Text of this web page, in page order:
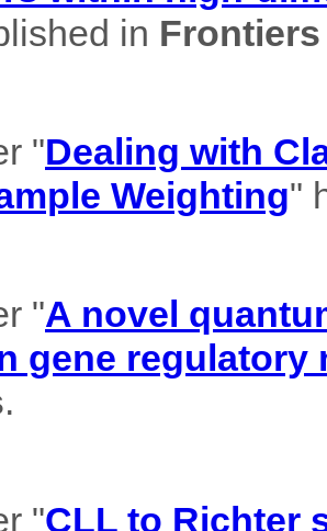
in
"Dealing with
Weighting"
"A novel
gene regulatory
.
"CLL to Richter